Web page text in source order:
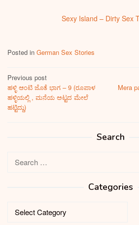
Sexy Island – Dirty Sex
Posted in German Sex Stories
Post
navigation
Previous post
ಹಳ್ಳಿ ಆಂಟಿ ಜೊತೆ ಭಾಗ – 9 (ರೂಪಾಳ
ಹಳ್ಳಿಯಲ್ಲಿ , ಮನೆಯ ಅಟ್ಟದ ಮೇಲೆ
ಹಟ್ಟಿದ್ದು)
Mera
Search
Search
Categories
Categories